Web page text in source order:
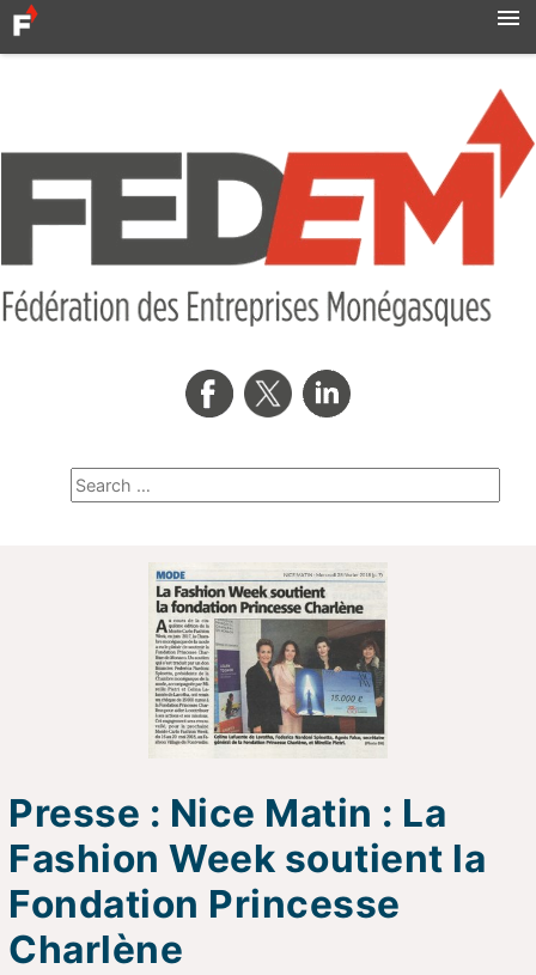
MBN
Formation professionnelle
Presse : Nice Matin : La
Fashion Week soutient la
Fondation Princesse
Charlène